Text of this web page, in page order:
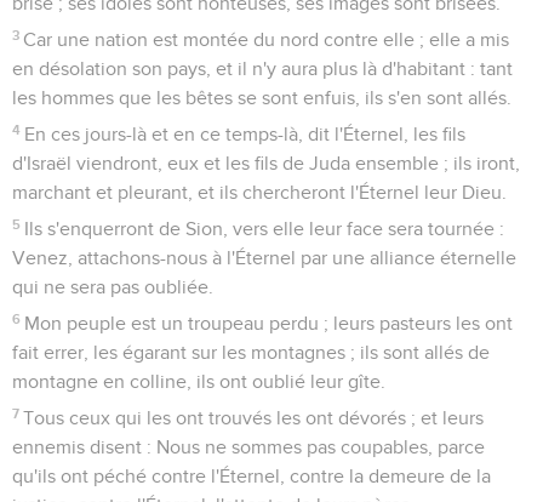
3 Car une nation est montée du nord contre elle ; elle a mis
en désolation son pays, et il n'y aura plus là d'habitant : tant
les hommes que les bêtes se sont enfuis, ils s'en sont allés.
4 En ces jours-là et en ce temps-là, dit l'Éternel, les fils
d'Israël viendront, eux et les fils de Juda ensemble ; ils iront,
marchant et pleurant, et ils chercheront l'Éternel leur Dieu.
5 Ils s'enquerront de Sion, vers elle leur face sera tournée :
Venez, attachons-nous à l'Éternel par une alliance éternelle
qui ne sera pas oubliée.
6 Mon peuple est un troupeau perdu ; leurs pasteurs les ont
fait errer, les égarant sur les montagnes ; ils sont allés de
montagne en colline, ils ont oublié leur gîte.
7 Tous ceux qui les ont trouvés les ont dévorés ; et leurs
ennemis disent : Nous ne sommes pas coupables, parce
qu'ils ont péché contre l'Éternel, contre la demeure de la